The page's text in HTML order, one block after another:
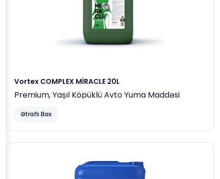
Vortex COMPLEX MİRACLE 20L
Premium, Yaşıl Köpüklü Avto Yuma Maddəsi
Ətraflı Bax